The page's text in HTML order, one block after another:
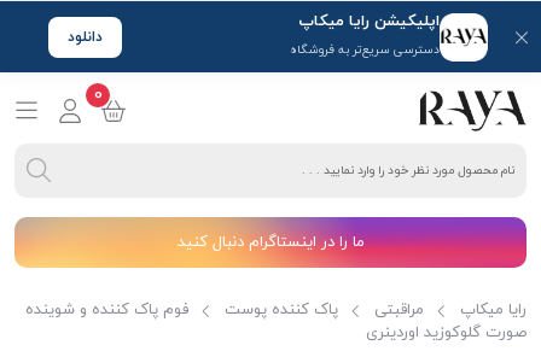
اپلیکیشن رایا میکاپ
دسترسی سریع‌تر به فروشگاه
دانلود
0
ما را در اینستاگرام دنبال کنید
رایا میکاپ مراقبتی پاک کننده پوست
فوم پاک کننده و شوینده
صورت گلوکوزید اوردینری